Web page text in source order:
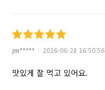
jm***** 2026-06-28 16:50:56
맛있게 잘 먹고 있어요.